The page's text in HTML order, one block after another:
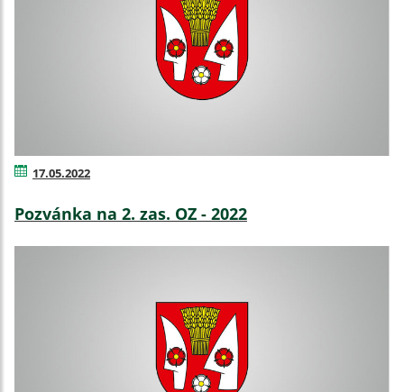
17.05.2022
Pozvánka na 2. zas. OZ - 2022